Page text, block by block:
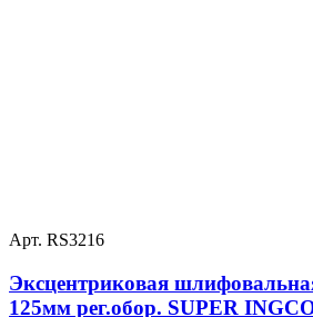
Арт. RS3216
Эксцентриковая
125мм рег.обор. SUPER